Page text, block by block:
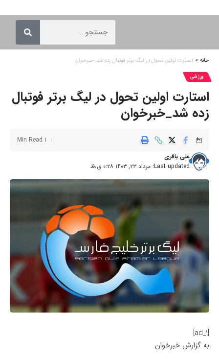
خانه » استارت اولین تحول در لیگ برتر فوتبال زده شد_خبرخوان
ورزشی
استارت اولین تحول در لیگ برتر فوتبال
زده شد_خبرخوان
Last updated: مرداد ۲۳, ۱۴۰۳ ۰:۲۸ ق٫ظ
علی باقری
1 Min Read
[ad_1]
به گزارش خبرخوان